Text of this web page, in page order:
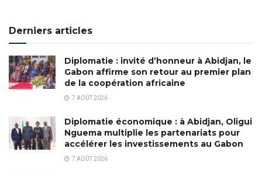
Derniers articles
Diplomatie : invité d’honneur à Abidjan, le
Gabon affirme son retour au premier plan
de la coopération africaine
7 AOÛT 2026
Diplomatie économique : à Abidjan, Oligui
Nguema multiplie les partenariats pour
accélérer les investissements au Gabon
7 AOÛT 2026